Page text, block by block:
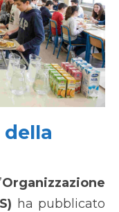
della
Organizzazione
ha pubblicato